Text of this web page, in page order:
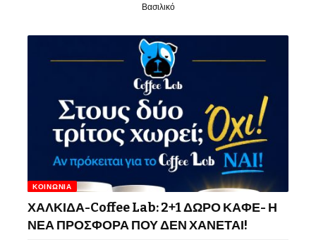
Βασιλικό
ΚΟΙΝΩΝΊΑ
ΧΑΛΚΙΔΑ-Coffee Lab: 2+1 ΔΩΡΟ ΚΑΦΕ- Η
ΝΕΑ ΠΡΟΣΦΟΡΑ ΠΟΥ ΔΕΝ ΧΑΝΕΤΑΙ!